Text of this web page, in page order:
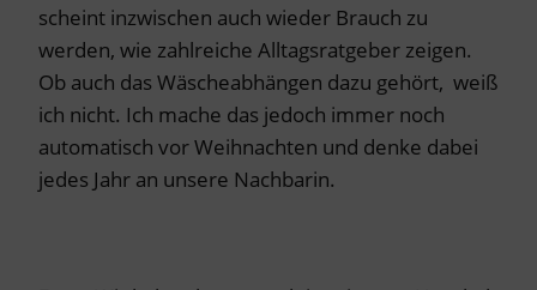
scheint inzwischen auch wieder Brauch zu
werden, wie zahlreiche Alltagsratgeber zeigen.
Ob auch das Wäscheabhängen dazu gehört, weiß
ich nicht. Ich mache das jedoch immer noch
automatisch vor Weihnachten und denke dabei
jedes Jahr an unsere Nachbarin.